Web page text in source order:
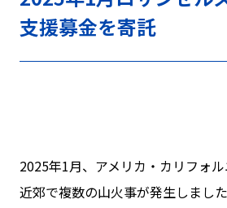
支援募金を寄託
2025年1月、アメリカ・カリフォ
近郊で複数の山火事が発生しました